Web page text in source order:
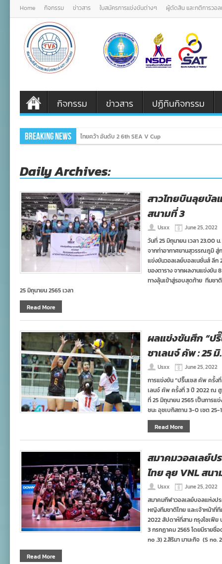
Home กิจกรรม ข่าวสาร ใบสมัครการแข่งขันต่างๆ ผู้ตัดสิน และกติการวอ
กิจกรรม ข่าวสาร ปฏิทินกิจกรรม
Breaking News ไทยคว้า อันดับ 2 6th SEA V Cup
Daily Archives:
สาวไทยบินลุยบัล
สนามที่ 3
Usxx June 25, 2022
วันที่ 25 มิถุนายน เวลา 23.00
จากท่าอากาศยานสุวรรณภูมิ สู่
แข่งขันวอลเลย์บอลเนชั่นส์ ลี
ของตาราง จากผลงานแข่งขัน
ทางลุ้นเข้าสู่รอบสุดท้าย ทีมชา
25 มิถุนายน 2565 เวลา
Read More
ผลแข่งขันศึก “ปริ๊
ชาเลนจ์ คัพ : 25
Usxx June 25, 2022
การแข่งขัน “ปริ๊นเซส คัพ ครั้ง
เลนจ์ คัพ ครั้งที่ 3 ปี 2022 ณ
ที่ 25 มิถุนายน 2565 เป็นการแ
ชนะ อุซเบกิสถาน 3-0 เซต 25-
Read More
สมาคมวอลเลย์ป
ไทย ลุย VNL สนา
Usxx June 25, 2022
สมาคมกีฬาวอลเลย์บอลแห่งป
หญิงทีมชาติไทย และเจ้าหน้าที่
2022 สัปดาห์ที่สาม กรุงโซเฟีย
3 กรกฏาคม 2565 โดยมีราย
no .3) 2.สิริมา มานะกิจ (S no.
Read More